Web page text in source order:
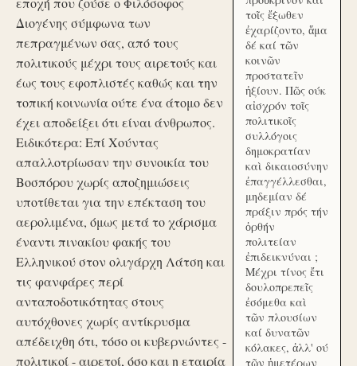
Διογένης σύμφωνα των
πεπραγμένων σας, από τους
πολιτικούς μέχρι τους αιρετούς και
έως τους εφοπλιστές καθώς και την
τοπική κοινωνία ούτε ένα άτομο δεν
έχει αποδείξει ότι είναι άνθρωπος.
Ειδικότερα: Επί Χούντας
απαλλοτρίωσαν την συνοικία του
Βοσπόρου χωρίς αποζημιώσεις
υποτίθεται για την επέκταση του
αερολιμένα, όμως μετά το χάρισμα
έναντι πινακίου φακής του
Ελληνικού στον ολιγάρχη Λάτση και
τις φανφάρες περί
ανταποδοτικότητας στους
αυτόχθονες χωρίς αντίκρυσμα
απέδειχθη ότι, τόσο οι κυβερνώντες -
πολιτικοί - αιρετοί, όσο και η εταιρία
τοῖς ἔξωθεν
ἐχαρίζοντο, ἅμα
δέ καί τῶν
κοινῶν
προστατεῖν
ἠξίουν. Πῶς ούκ
αἰσχρόν τοῖς
πολιτικοῖς
συλλόγοις
δημοκρατίαν
καὶ δικαιοσύνην
ἐπαγγέλλεσθαι,
μηδεμίαν δέ
πράξιν πρός τήν
ὀρθήν
πολιτείαν
ἐπιδεικνύναι ;
Μέχρι τίνος ἔτι
δουλοπρεπεῖς
ἐσόμεθα καὶ
τῶν πλουσίων
καί δυνατῶν
κόλακες, ἀλλ' ού
τῶν ἡμετέρων